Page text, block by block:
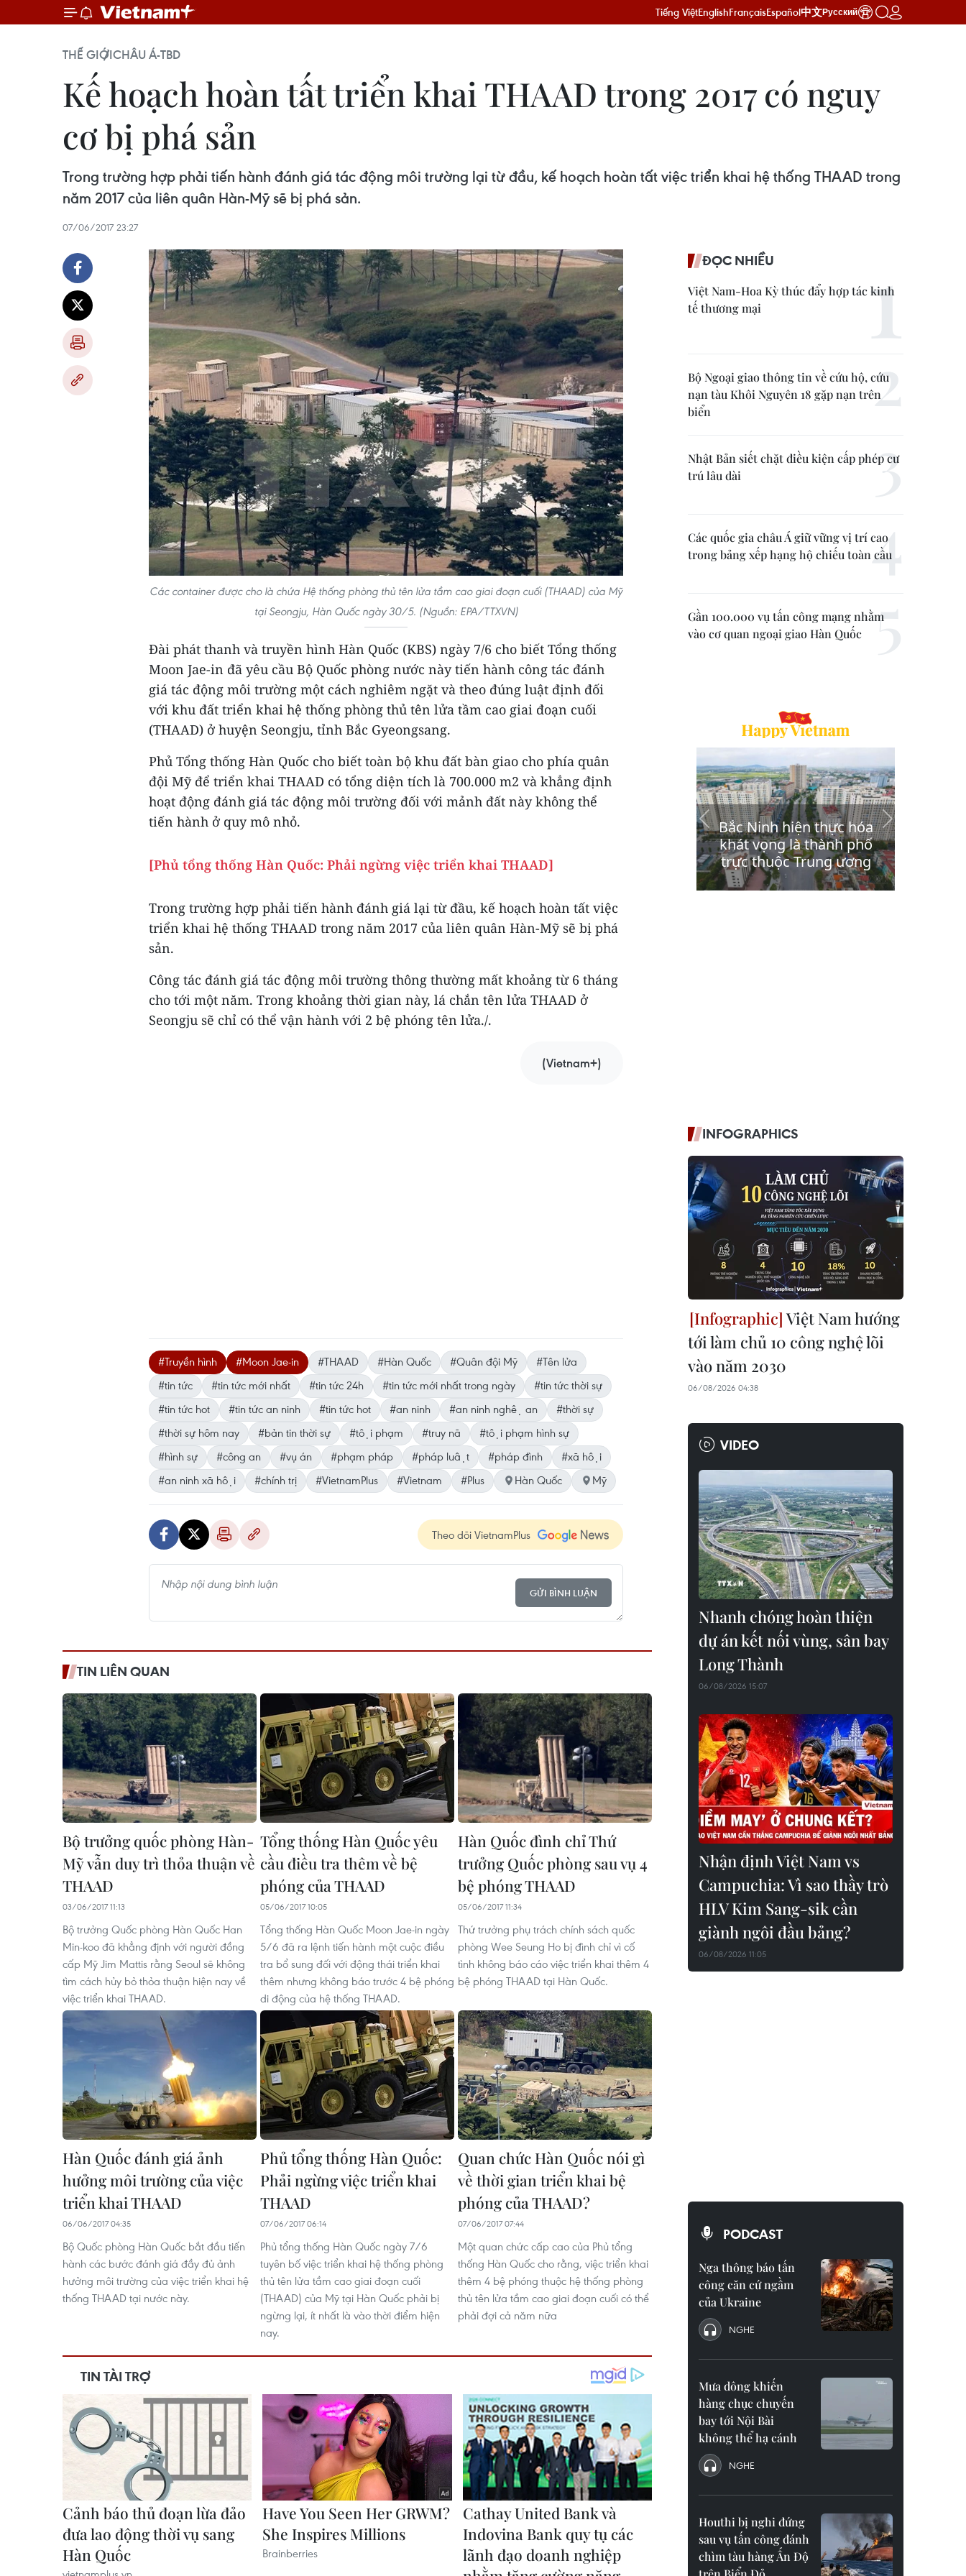
Tiếng ViệtEnglishFrançaisEspañol中文Русский
THẾ GIỚICHÂU Á-TBD
Kế hoạch hoàn tất triển khai THAAD trong 2017 có nguy
cơ bị phá sản
Trong trường hợp phải tiến hành đánh giá tác động môi trường lại từ đầu, kế hoạch hoàn tất việc triển khai hệ thống THAAD trong
năm 2017 của liên quân Hàn-Mỹ sẽ bị phá sản.
07/06/2017 23:27
Các container được cho là chứa Hệ thống phòng thủ tên lửa tầm cao giai đoạn cuối (THAAD) của Mỹ
tại Seongju, Hàn Quốc ngày 30/5. (Nguồn: EPA/TTXVN)
Đài phát thanh và truyền hình Hàn Quốc (KBS) ngày 7/6 cho biết Tổng thống
Moon Jae-in đã yêu cầu Bộ Quốc phòng nước này tiến hành công tác đánh
giá tác động môi trường một cách nghiêm ngặt và theo đúng luật định đối
với khu đất triển khai hệ thống phòng thủ tên lửa tầm cao giai đoạn cuối
(THAAD) ở huyện Seongju, tỉnh Bắc Gyeongsang.
Phủ Tổng thống Hàn Quốc cho biết toàn bộ khu đất bàn giao cho phía quân
đội Mỹ để triển khai THAAD có tổng diện tích là 700.000 m2 và khẳng định
hoạt động đánh giá tác động môi trường đối với mảnh đất này không thể
tiến hành ở quy mô nhỏ.
[Phủ tổng thống Hàn Quốc: Phải ngừng việc triển khai THAAD]
Trong trường hợp phải tiến hành đánh giá lại từ đầu, kế hoạch hoàn tất việc
triển khai hệ thống THAAD trong năm 2017 của liên quân Hàn-Mỹ sẽ bị phá
sản.
Công tác đánh giá tác động môi trường thông thường mất khoảng từ 6 tháng
cho tới một năm. Trong khoảng thời gian này, lá chắn tên lửa THAAD ở
Seongju sẽ chỉ có thể vận hành với 2 bệ phóng tên lửa./.
(Vietnam+)
#Truyền hình #Moon Jae-in #THAAD #Hàn Quốc #Quân đội Mỹ
#Tên lửa
#tin tức
#tin tức mới nhất #tin tức 24h #tin tức mới nhất trong ngày
#tin tức thời sự
#tin tức hot
#tin tức an ninh #tin tức hot #an ninh #an ninh nghệ an
#thời sự
#thời sự hôm nay
#bản tin thời sự #tội phạm #truy nã
#tội phạm hình sự
#hình sự
#công an #vụ án #phạm pháp #pháp luật #pháp đình
#xã hội
#an ninh xã hội
#chính trị #VietnamPlus #Vietnam #Plus Hàn Quốc Mỹ
Theo dõi VietnamPlus
GỬI BÌNH LUẬN
TIN LIÊN QUAN
Bộ trưởng quốc phòng Hàn-
Mỹ vẫn duy trì thỏa thuận về
THAAD
03/06/2017 11:13
Bộ trưởng Quốc phòng Hàn Quốc Han
Min-koo đã khẳng định với người đồng
cấp Mỹ Jim Mattis rằng Seoul sẽ không
tìm cách hủy bỏ thỏa thuận hiện nay về
việc triển khai THAAD.
Tổng thống Hàn Quốc yêu
cầu điều tra thêm về bệ
phóng của THAAD
05/06/2017 10:05
Tổng thống Hàn Quốc Moon Jae-in ngày
5/6 đã ra lệnh tiến hành một cuộc điều
tra bổ sung đối với động thái triển khai
thêm nhưng không báo trước 4 bệ phóng
di động của hệ thống THAAD.
Hàn Quốc đình chỉ Thứ
trưởng Quốc phòng sau vụ 4
bệ phóng THAAD
05/06/2017 11:34
Thứ trưởng phụ trách chính sách quốc
phòng Wee Seung Ho bị đình chỉ vì cố
tình không báo cáo việc triển khai thêm 4
bệ phóng THAAD tại Hàn Quốc.
Hàn Quốc đánh giá ảnh
hưởng môi trường của việc
triển khai THAAD
06/06/2017 04:35
Bộ Quốc phòng Hàn Quốc bắt đầu tiến
hành các bước đánh giá đầy đủ ảnh
hưởng môi trường của việc triển khai hệ
thống THAAD tại nước này.
Phủ tổng thống Hàn Quốc:
Phải ngừng việc triển khai
THAAD
07/06/2017 06:14
Phủ tổng thống Hàn Quốc ngày 7/6
tuyên bố việc triển khai hệ thống phòng
thủ tên lửa tầm cao giai đoạn cuối
(THAAD) của Mỹ tại Hàn Quốc phải bị
ngừng lại, ít nhất là vào thời điểm hiện
nay.
Quan chức Hàn Quốc nói gì
về thời gian triển khai bệ
phóng của THAAD?
07/06/2017 07:44
Một quan chức cấp cao của Phủ tổng
thống Hàn Quốc cho rằng, việc triển khai
thêm 4 bệ phóng thuộc hệ thống phòng
thủ tên lửa tầm cao giai đoạn cuối có thể
phải đợi cả năm nữa
ĐỌC NHIỀU
Việt Nam-Hoa Kỳ thúc đẩy hợp tác kinh
tế thương mại
Bộ Ngoại giao thông tin về cứu hộ, cứu
nạn tàu Khôi Nguyên 18 gặp nạn trên
biển
Nhật Bản siết chặt điều kiện cấp phép cư
trú lâu dài
Các quốc gia châu Á giữ vững vị trí cao
trong bảng xếp hạng hộ chiếu toàn cầu
Gần 100.000 vụ tấn công mạng nhằm
vào cơ quan ngoại giao Hàn Quốc
INFOGRAPHICS
Việt Nam hướng
tới làm chủ 10 công nghệ lõi
vào năm 2030
06/08/2026 04:38
VIDEO
Nhanh chóng hoàn thiện
dự án kết nối vùng, sân bay
Long Thành
06/08/2026 15:07
Nhận định Việt Nam vs
Campuchia: Vì sao thầy trò
HLV Kim Sang-sik cần
giành ngôi đầu bảng?
06/08/2026 11:05
PODCAST
Nga thông báo tấn
công căn cứ ngầm
của Ukraine
NGHE
Mưa dông khiến
hàng chục chuyến
bay tới Nội Bài
không thể hạ cánh
NGHE
Houthi bị nghi đứng
sau vụ tấn công đánh
chìm tàu hàng Ấn Độ